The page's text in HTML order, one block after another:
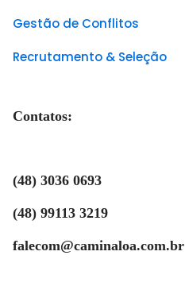
Gestão de Conflitos
Recrutamento & Seleção
Contatos:
(48) 3036 0693
(48) 99113 3219
falecom@caminaloa.com.br